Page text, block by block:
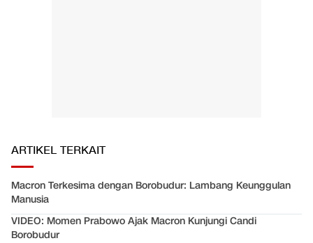
ARTIKEL TERKAIT
Macron Terkesima dengan Borobudur: Lambang Keunggulan
Manusia
VIDEO: Momen Prabowo Ajak Macron Kunjungi Candi
Borobudur